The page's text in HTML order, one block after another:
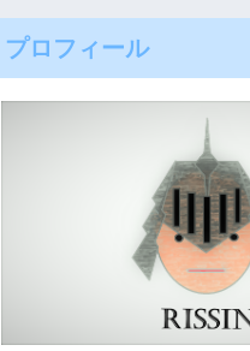
プロフィール